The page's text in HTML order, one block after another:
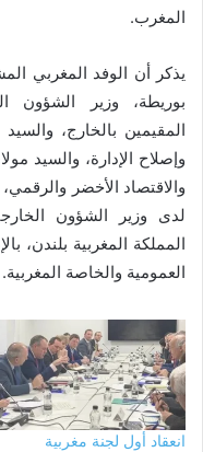
المغرب.
يذكر أن الوفد المغربي
بوريطة، وزير الشؤون
المقيمين بالخارج،
وإصلاح الإدارة، والسيد
والاقتصاد الأخضر
لدى وزير الشؤون
المملكة المغربية
العمومية والخاصة المغربية.
انعقاد أول لجنة مغربية